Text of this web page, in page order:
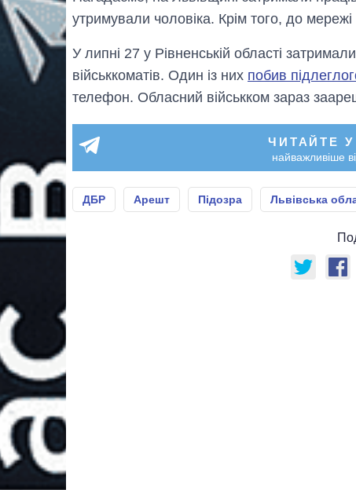
утримували чоловіка. Крім того, до
У липні 27 у Рівненській області
військкоматів. Один із них побив
телефон. Обласний військком зараз
ЧИТАЙТЕ У
найважливіше
ДБР Арешт Підозра Львівська